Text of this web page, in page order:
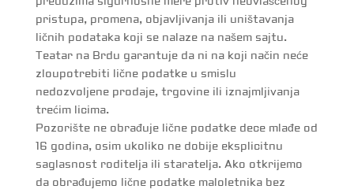
pristupa, promena, objavljivanja ili uništavanja
ličnih podataka koji se nalaze na našem sajtu.
Teatar na Brdu garantuje da ni na koji način neće
zloupotrebiti lične podatke u smislu
nedozvoljene prodaje, trgovine ili iznajmljivanja
trećim licima.
Pozorište ne obrađuje lične podatke dece mlađe od
16 godina, osim ukoliko ne dobije eksplicitnu
saglasnost roditelja ili staratelja. Ako otkrijemo
da obrađujemo lične podatke maloletnika bez